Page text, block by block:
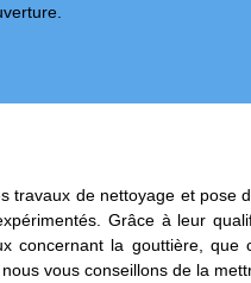
travaux de nettoyage et pose
Grâce à leur
concernant la gouttière, que
vous conseillons de la